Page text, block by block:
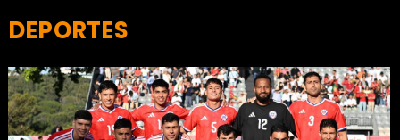
DEPORTES